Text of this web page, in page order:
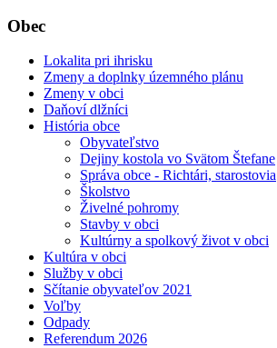
Obec
Lokalita pri ihrisku
Zmeny a doplnky územného plánu
Zmeny v obci
Daňoví dlžníci
História obce
Obyvateľstvo
Dejiny kostola vo Svätom Štefane
Správa obce - Richtári, starostovia
Školstvo
Živelné pohromy
Stavby v obci
Kultúrny a spolkový život v obci
Kultúra v obci
Služby v obci
Sčítanie obyvateľov 2021
Voľby
Odpady
Referendum 2026